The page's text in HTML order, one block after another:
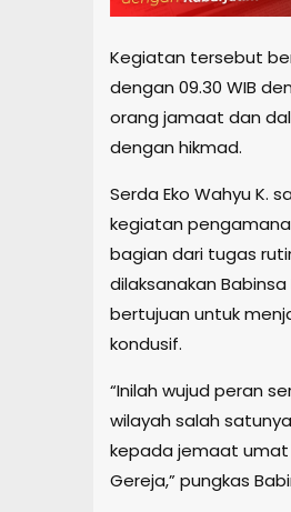
Kegiatan tersebut
dengan 09.30 WIB
orang jamaat dan
dengan hikmad.
Serda Eko Wahyu K.
kegiatan
bagian dari tugas
dilaksanakan
bertujuan untuk
kondusif.
“Inilah wujud peran
wilayah salah
kepada jemaat umat
Gereja,” pungkas